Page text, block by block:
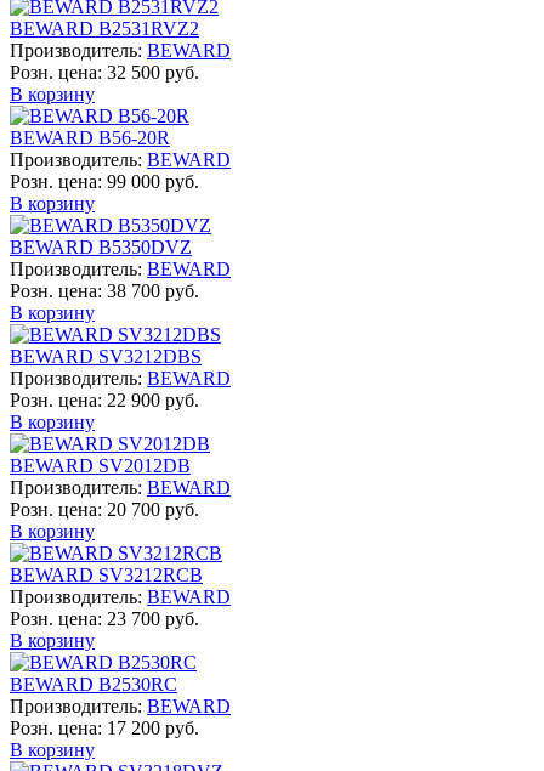
BEWARD B2531RVZ2
Производитель: BEWARD
Розн. цена: 32 500 руб.
В корзину
BEWARD B56-20R
Производитель: BEWARD
Розн. цена: 99 000 руб.
В корзину
BEWARD B5350DVZ
Производитель: BEWARD
Розн. цена: 38 700 руб.
В корзину
BEWARD SV3212DBS
Производитель: BEWARD
Розн. цена: 22 900 руб.
В корзину
BEWARD SV2012DB
Производитель: BEWARD
Розн. цена: 20 700 руб.
В корзину
BEWARD SV3212RCB
Производитель: BEWARD
Розн. цена: 23 700 руб.
В корзину
BEWARD B2530RC
Производитель: BEWARD
Розн. цена: 17 200 руб.
В корзину